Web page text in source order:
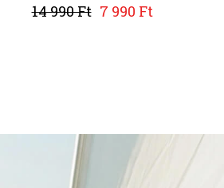
14 990 Ft 7 990 Ft